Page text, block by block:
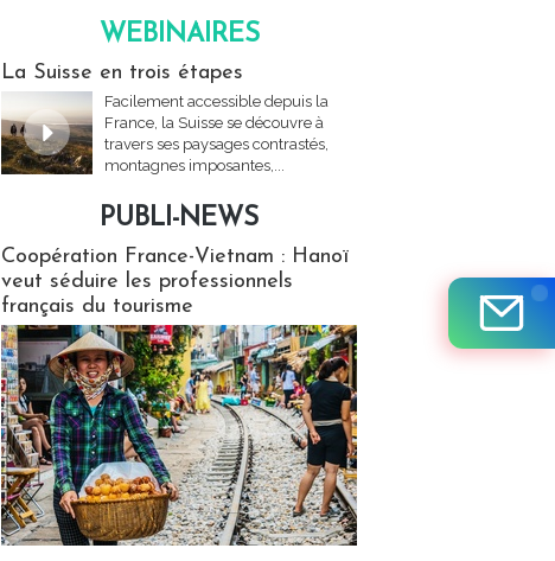
WEBINAIRES
La Suisse en trois étapes
Facilement accessible depuis la
France, la Suisse se découvre à
travers ses paysages contrastés,
montagnes imposantes,...
PUBLI-NEWS
Coopération France-Vietnam : Hanoï
veut séduire les professionnels
français du tourisme